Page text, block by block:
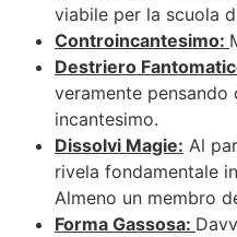
viabile per la scuola
Controincantesimo:
Destriero
veramente pensando
incantesimo.
Dissolvi Magie: Al
rivela fondamentale
Almeno un membro
Forma Gassosa: